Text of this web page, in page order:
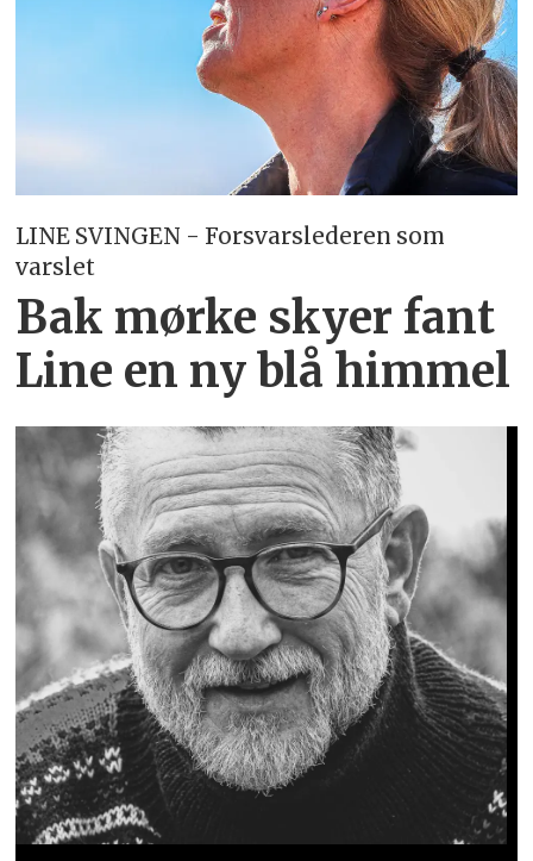
LINE SVINGEN - Forsvarslederen som
varslet
Bak mørke skyer fant
Line en ny blå himmel